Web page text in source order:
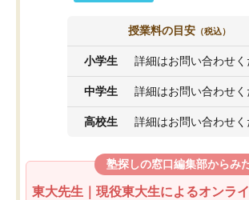
授業料の目安 （税込）
小学生 詳細はお問い合わせ
中学生 詳細はお問い合わせ
高校生 詳細はお問い合わせ
塾探しの窓口編集部からみ
東大先生｜現役東大生によるオンラ